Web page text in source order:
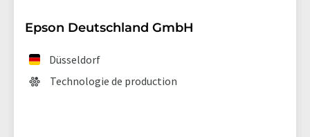
Epson Deutschland GmbH
Düsseldorf
Technologie de production